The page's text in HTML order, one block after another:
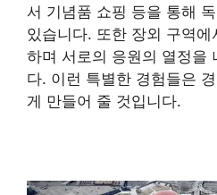
서 기념품 쇼핑 등을 통해
있습니다. 또한 장외 구역
하며 서로의 응원의 열정을
다. 이런 특별한 경험들은
게 만들어 줄 것입니다.